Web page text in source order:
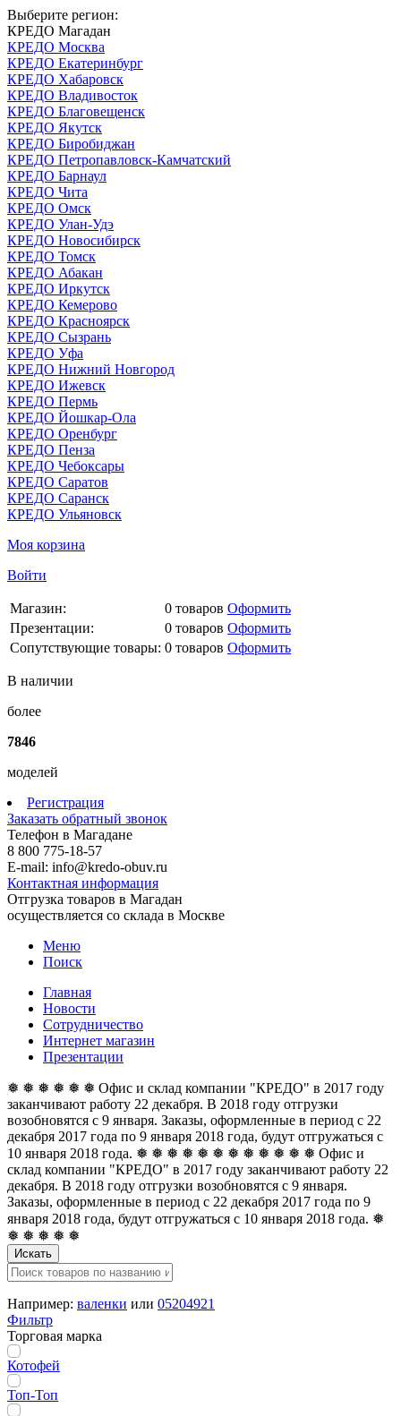
Выберите регион:
КРЕДО Магадан
КРЕДО Москва
КРЕДО Екатеринбург
КРЕДО Хабаровск
КРЕДО Владивосток
КРЕДО Благовещенск
КРЕДО Якутск
КРЕДО Биробиджан
КРЕДО Петропавловск-Камчатский
КРЕДО Барнаул
КРЕДО Чита
КРЕДО Омск
КРЕДО Улан-Удэ
КРЕДО Новосибирск
КРЕДО Томск
КРЕДО Абакан
КРЕДО Иркутск
КРЕДО Кемерово
КРЕДО Красноярск
КРЕДО Сызрань
КРЕДО Уфа
КРЕДО Нижний Новгород
КРЕДО Ижевск
КРЕДО Пермь
КРЕДО Йошкар-Ола
КРЕДО Оренбург
КРЕДО Пенза
КРЕДО Чебоксары
КРЕДО Саратов
КРЕДО Саранск
КРЕДО Ульяновск
Моя корзина
Войти
Магазин: 0 товаров Оформить
Презентации:
0 товаров Оформить
Сопутствующие товары: 0 товаров Оформить
В наличии
более
7846
моделей
Регистрация
Заказать обратный звонок
Телефон в Магадане
8 800 775-18-57
E-mail: info@kredo-obuv.ru
Контактная информация
Отгрузка товаров в Магадан
осуществляется со склада в Москве
Меню
Поиск
Главная
Новости
Сотрудничество
Интернет магазин
Презентации
❅ ❅ ❅ ❅ ❅ ❅ Офис и склад компании "КРЕДО" в 2017 году
заканчивают работу 22 декабря. В 2018 году отгрузки
возобновятся с 9 января. Заказы, оформленные в период с 22
декабря 2017 года по 9 января 2018 года, будут отгружаться с
10 января 2018 года. ❅ ❅ ❅ ❅ ❅ ❅ ❅ ❅ ❅ ❅ ❅ ❅ Офис и
склад компании "КРЕДО" в 2017 году заканчивают работу 22
декабря. В 2018 году отгрузки возобновятся с 9 января.
Заказы, оформленные в период с 22 декабря 2017 года по 9
января 2018 года, будут отгружаться с 10 января 2018 года. ❅
❅ ❅ ❅ ❅ ❅
Искать
Например: валенки или 05204921
Фильтр
Торговая марка
Котофей
Топ-Топ